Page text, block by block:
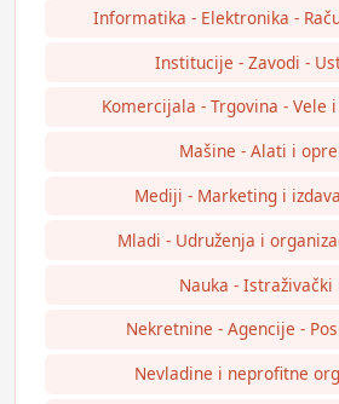
Informatika - Elektronika -
Institucije - Zavodi -
Komercijala - Trgovina - Vele
Mašine - Alati i
Mediji - Marketing i
Mladi - Udruženja i
Nauka - Istraživački
Nekretnine - Agencije -
Nevladine i neprofitne